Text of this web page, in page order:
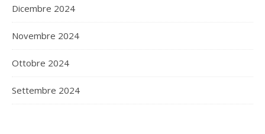
Dicembre 2024
Novembre 2024
Ottobre 2024
Settembre 2024